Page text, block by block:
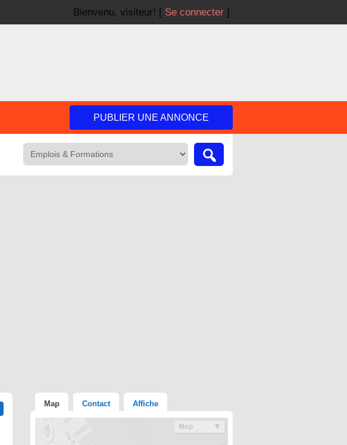
Bienvenu, visiteur! [ Se connecter ]
PUBLIER UNE ANNONCE
Map Contact Affiche